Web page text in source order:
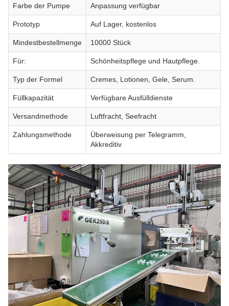
Farbe der Pumpe Anpassung verfügbar
Prototyp Auf Lager, kostenlos
Mindestbestellmenge 10000 Stück
Für: Schönheitspflege und Hautpflege.
Typ der Formel Cremes, Lotionen, Gele, Serum.
Füllkapazität Verfügbare Ausfülldienste
Versandmethode Luftfracht, Seefracht
Zahlungsmethode
Überweisung per Telegramm,
Akkreditiv